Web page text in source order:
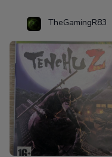
TheGamingR83